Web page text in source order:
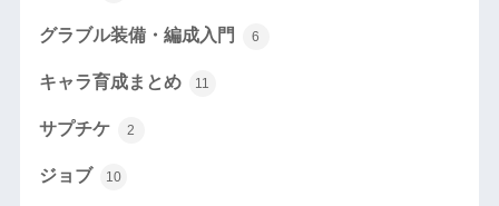
グラブル装備・編成入門 6
キャラ育成まとめ 11
サプチケ 2
ジョブ 10